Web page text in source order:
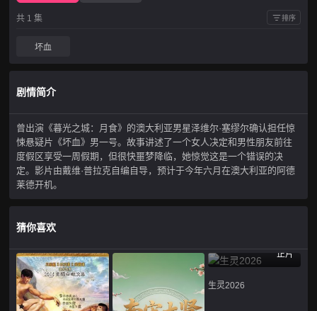
共 1 集 排序
坏血
剧情简介
曾出演《暮光之城：月食》的澳大利亚男星泽维尔·塞缪尔确认担任惊
悚悬疑片《坏血》男一号。故事讲述了一个女人决定和男性朋友前往
度假区享受一周假期，但很快噩梦降临，她惊觉这是一个错误的决
定。影片由戴维·普拉克自编自导，预计于今年六月在澳大利亚的阿德
莱德开机。
猜你喜欢
正片
生灵2026